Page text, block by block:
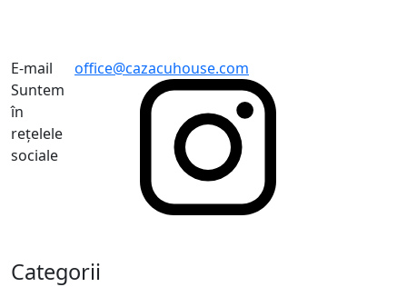
E-mail
office@cazacuhouse.com
Suntem
în
rețelele
sociale
Categorii